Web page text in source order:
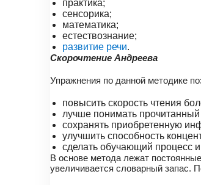
практика;
сенсорика;
математика;
естествознание;
развитие речи.
Скорочтение Андреева
Упражнения по данной методике
повысить скорость чтения
лучше понимать
сохранять приобретенную
улучшить способность
сделать обучающий процесс
В основе метода лежат
увеличивается словарный запас.